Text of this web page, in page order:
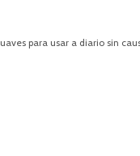
para usar a diario sin